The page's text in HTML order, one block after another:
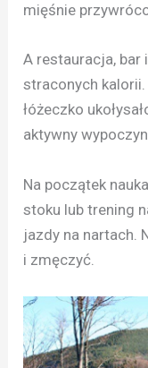
mięśnie
A restauracja, bar
straconych kalorii.
łóżeczko
aktywny
Na początek
stoku lub trening
jazdy na nartach.
i zmęczyć.